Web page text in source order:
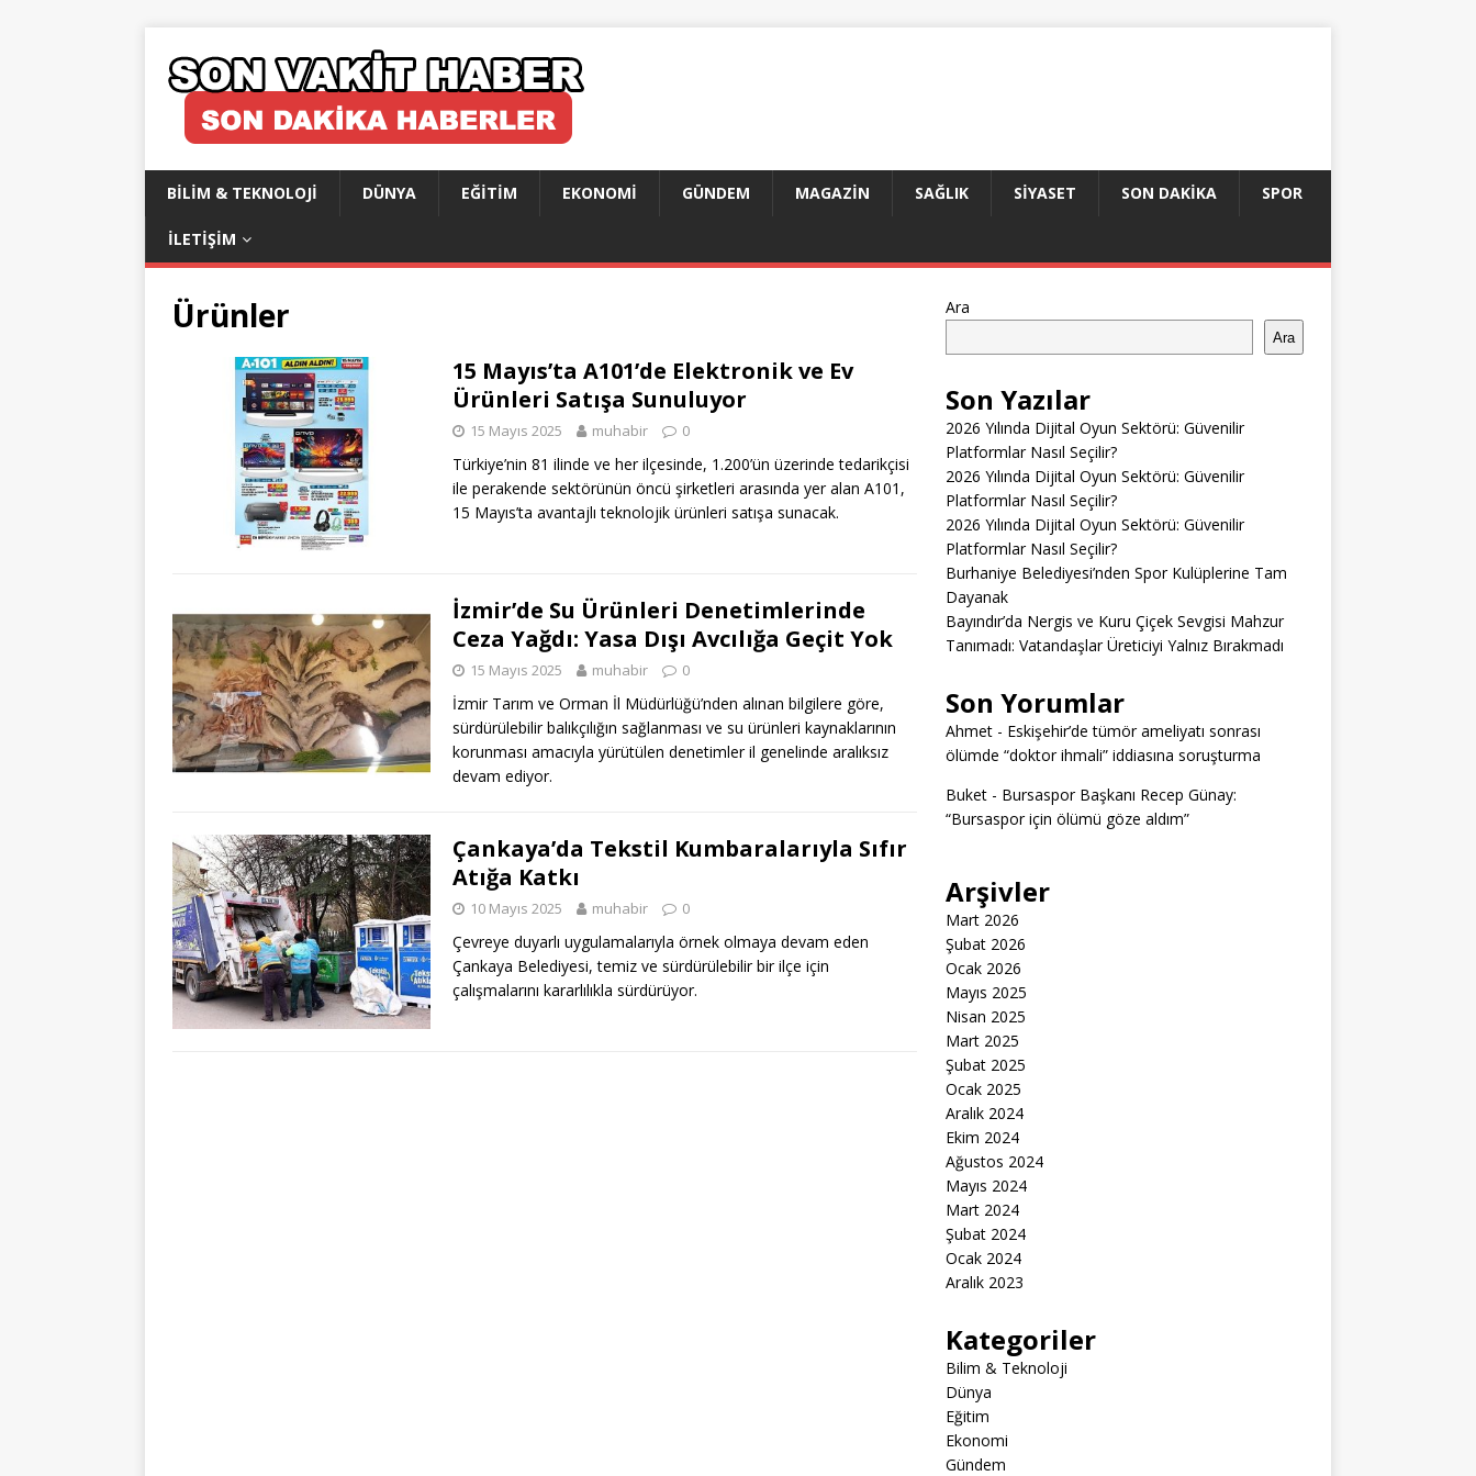
BILIM & TEKNOLOJI DÜNYA EĞITIM EKONOMI GÜNDEM MAGAZIN SAĞLIK SIYASET SON DAKIKA SPOR
İLETIŞIM
Ürünler
15 Mayıs’ta A101’de Elektronik ve Ev
Ürünleri Satışa Sunuluyor
15 Mayıs 2025 muhabir 0
Türkiye’nin 81 ilinde ve her ilçesinde, 1.200’ün üzerinde tedarikçisi
ile perakende sektörünün öncü şirketleri arasında yer alan A101,
15 Mayıs’ta avantajlı teknolojik ürünleri satışa sunacak.
İzmir’de Su Ürünleri Denetimlerinde
Ceza Yağdı: Yasa Dışı Avcılığa Geçit Yok
15 Mayıs 2025 muhabir 0
İzmir Tarım ve Orman İl Müdürlüğü’nden alınan bilgilere göre,
sürdürülebilir balıkçılığın sağlanması ve su ürünleri kaynaklarının
korunması amacıyla yürütülen denetimler il genelinde aralıksız
devam ediyor.
Çankaya’da Tekstil Kumbaralarıyla Sıfır
Atığa Katkı
10 Mayıs 2025 muhabir 0
Çevreye duyarlı uygulamalarıyla örnek olmaya devam eden
Çankaya Belediyesi, temiz ve sürdürülebilir bir ilçe için
çalışmalarını kararlılıkla sürdürüyor.
Ara
Ara
Son Yazılar
2026 Yılında Dijital Oyun Sektörü: Güvenilir
Platformlar Nasıl Seçilir?
2026 Yılında Dijital Oyun Sektörü: Güvenilir
Platformlar Nasıl Seçilir?
2026 Yılında Dijital Oyun Sektörü: Güvenilir
Platformlar Nasıl Seçilir?
Burhaniye Belediyesi’nden Spor Kulüplerine Tam
Dayanak
Bayındır’da Nergis ve Kuru Çiçek Sevgisi Mahzur
Tanımadı: Vatandaşlar Üreticiyi Yalnız Bırakmadı
Son Yorumlar
Ahmet- Eskişehir’de tümör ameliyatı sonrası
ölümde “doktor ihmali” iddiasına soruşturma
Buket- Bursaspor Başkanı Recep Günay:
“Bursaspor için ölümü göze aldım”
Arşivler
Mart 2026
Şubat 2026
Ocak 2026
Mayıs 2025
Nisan 2025
Mart 2025
Şubat 2025
Ocak 2025
Aralık 2024
Ekim 2024
Ağustos 2024
Mayıs 2024
Mart 2024
Şubat 2024
Ocak 2024
Aralık 2023
Kategoriler
Bilim & Teknoloji
Dünya
Eğitim
Ekonomi
Gündem